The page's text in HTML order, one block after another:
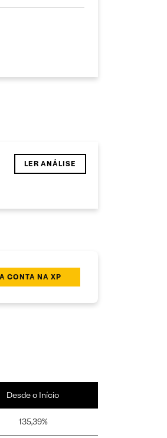
LER ANÁLISE
CONTA NA XP
Desde o Início
135,39%